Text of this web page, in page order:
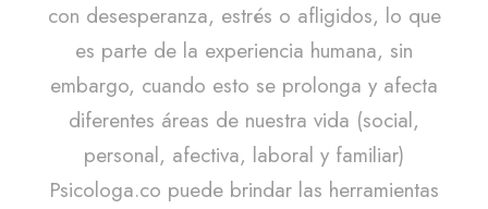
con desesperanza, estrés o afligidos, lo que
es parte de la experiencia humana, sin
embargo, cuando esto se prolonga y afecta
diferentes áreas de nuestra vida (social,
personal, afectiva, laboral y familiar)
Psicologa.co puede brindar las herramientas